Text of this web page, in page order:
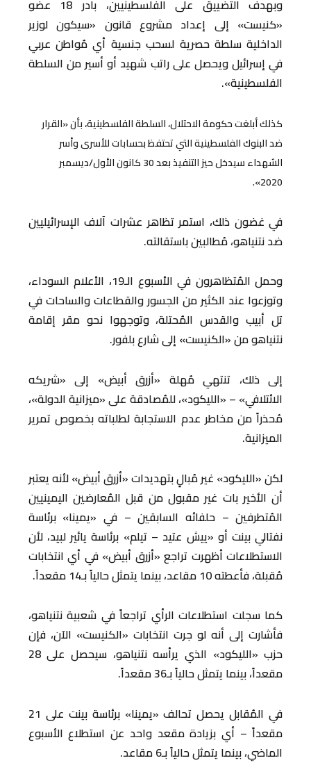
وبهدف التضييق على الفلسطينيين، بادر 18 عضو
«كنيست» إلى إعداد مشروع قانون «سيكون لوزير
الداخلية سلطة حصرية لسحب جنسية أي مُواطن عربي
في إسرائيل ويحصل على راتب شهيد أو أسير من السلطة
الفلسطينية».
كذلك أبلغت حكومة الاحتلال، السلطة الفلسطينية، بأن «القرار
ضد البنوك الفلسطينية التي تحتفظ بحسابات للأسرى وأسر
الشهداء سيدخل حيز التنفيذ بعد 30 كانون الأول/ديسمبر
2020».
في غضون ذلك، استمر تظاهر عشرات آلاف الإسرائيليين
ضد نتنياهو، مُطالبين باستقالته.
وحمل المُتظاهرون في الأسبوع الـ19، الأعلام السوداء،
وتوزعوا عند الكثير من الجسور والقطاعات والساحات في
تل أبيب والقدس المُحتلة، وتوجهوا نحو مقر إقامة
نتنياهو من «الكنيست» إلى شارع بلفور.
إلى ذلك، تنتهي مُهلة «أزرق أبيض» إلى «شريكه
الائتلافي» – «الليكود»، للمُصادقة على «ميزانية الدولة»،
مُحذراً من مخاطر عدم الاستجابة لطلباته بخصوص تمرير
الميزانية.
لكن «الليكود» غير مُبالٍ بتهديدات «أزرق أبيض» لأنه يعتبر
أن الأخير بات غير مقبول من قبل المُعارضين اليمينيين
المُتطرفين – حلفائه السابقين – في «يمينا» برئاسة
نفتالي بينت أو «ييش عتيد – تيلم» برئاسة يائير لبيد، لأن
الاستطلاعات أظهرت تراجع «أزرق أبيض» في أي انتخابات
مُقبلة، فأعطته 10 مقاعد، بينما يتمثل حالياً بـ14 مقعداً.
كما سجلت استطلاعات الرأي تراجعاً في شعبية نتنياهو،
فأشارت إلى أنه لو جرت انتخابات «الكنيست» الآن، فإن
حزب «الليكود» الذي يرأسه نتنياهو، سيحصل على 28
مقعداً، بينما يتمثل حالياً بـ36 مقعداً.
في المُقابل يحصل تحالف «يمينا» برئاسة بينت على 21
مقعداً – أي بزيادة مقعد واحد عن استطلاع الأسبوع
الماضي، بينما يتمثل حالياً بـ6 مقاعد.